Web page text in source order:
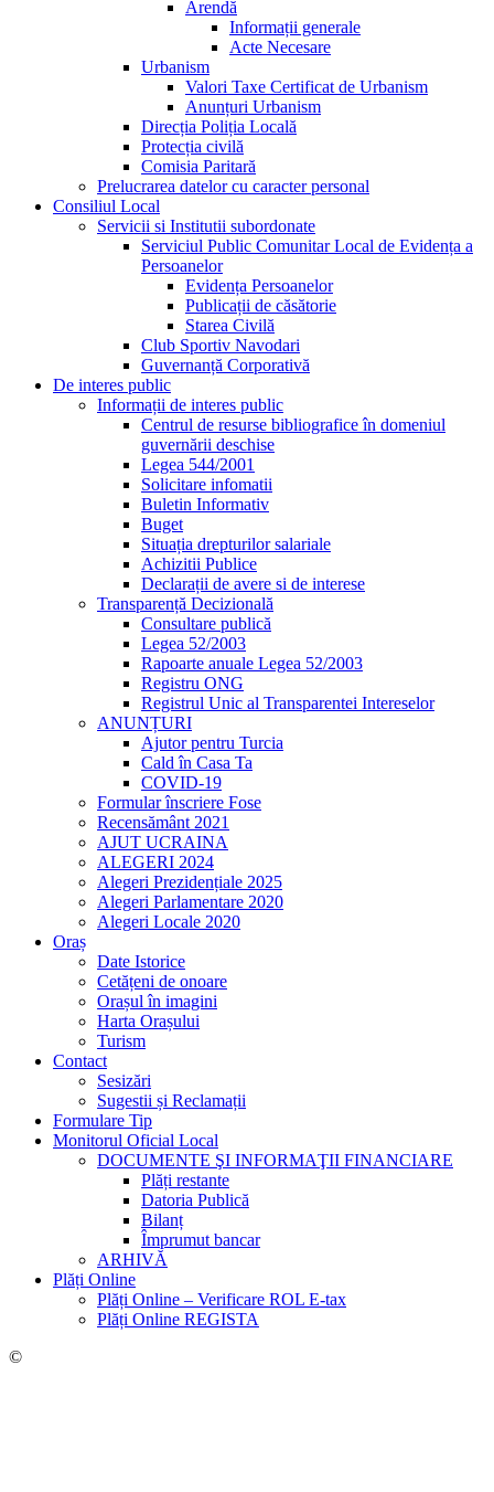
Arendă
Informații generale
Acte Necesare
Urbanism
Valori Taxe Certificat de Urbanism
Anunțuri Urbanism
Direcția Poliția Locală
Protecția civilă
Comisia Paritară
Prelucrarea datelor cu caracter personal
Consiliul Local
Servicii si Institutii subordonate
Serviciul Public Comunitar Local de Evidența a
Persoanelor
Evidența Persoanelor
Publicații de căsătorie
Starea Civilă
Club Sportiv Navodari
Guvernanță Corporativă
De interes public
Informații de interes public
Centrul de resurse bibliografice în domeniul
guvernării deschise
Legea 544/2001
Solicitare infomatii
Buletin Informativ
Buget
Situația drepturilor salariale
Achizitii Publice
Declarații de avere si de interese
Transparență Decizională
Consultare publică
Legea 52/2003
Rapoarte anuale Legea 52/2003
Registru ONG
Registrul Unic al Transparentei Intereselor
ANUNȚURI
Ajutor pentru Turcia
Cald în Casa Ta
COVID-19
Formular înscriere Fose
Recensământ 2021
AJUT UCRAINA
ALEGERI 2024
Alegeri Prezidențiale 2025
Alegeri Parlamentare 2020
Alegeri Locale 2020
Oraș
Date Istorice
Cetățeni de onoare
Orașul în imagini
Harta Orașului
Turism
Contact
Sesizări
Sugestii și Reclamații
Formulare Tip
Monitorul Oficial Local
DOCUMENTE ŞI INFORMAŢII FINANCIARE
Plăți restante
Datoria Publică
Bilanț
Împrumut bancar
ARHIVĂ
Plăți Online
Plăți Online – Verificare ROL E-tax
Plăți Online REGISTA
©